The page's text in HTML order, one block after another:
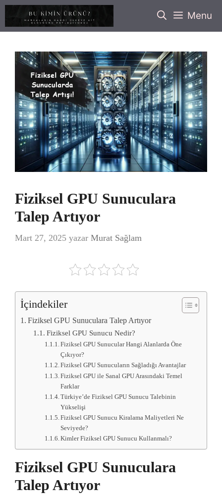
İçeriğe
Menu
Fiziksel GPU Sunuculara
Talep Artıyor
Mart 27, 2025 yazar Murat Sağlam
İçindekiler
Fiziksel GPU Sunuculara Talep Artıyor
Fiziksel GPU Sunucu Nedir?
Fiziksel GPU Sunucular Hangi Alanlarda Öne
Çıkıyor?
Fiziksel GPU Sunucuların Sağladığı Avantajlar
Fiziksel GPU ile Sanal GPU Arasındaki Temel
Farklar
Türkiye’de Fiziksel GPU Sunucu Talebinin
Yükselişi
Fiziksel GPU Sunucu Kiralama Maliyetleri Ne
Seviyede?
Kimler Fiziksel GPU Sunucu Kullanmalı?
Fiziksel GPU Sunuculara
Talep Artıyor